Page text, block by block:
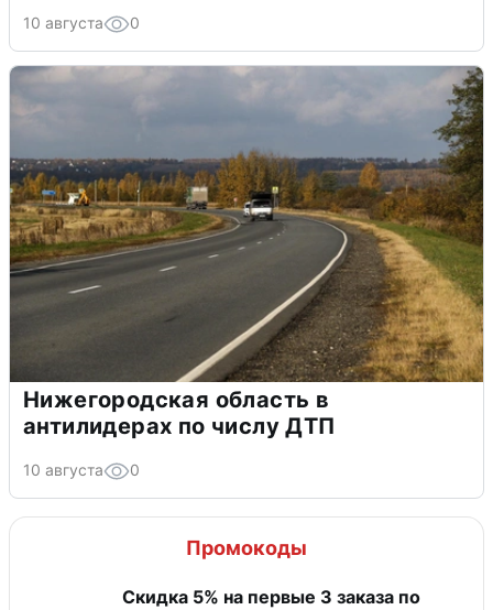
10 августа 0
Нижегородская область в
антилидерах по числу ДТП
10 августа 0
Промокоды
Скидка 5% на первые 3 заказа по